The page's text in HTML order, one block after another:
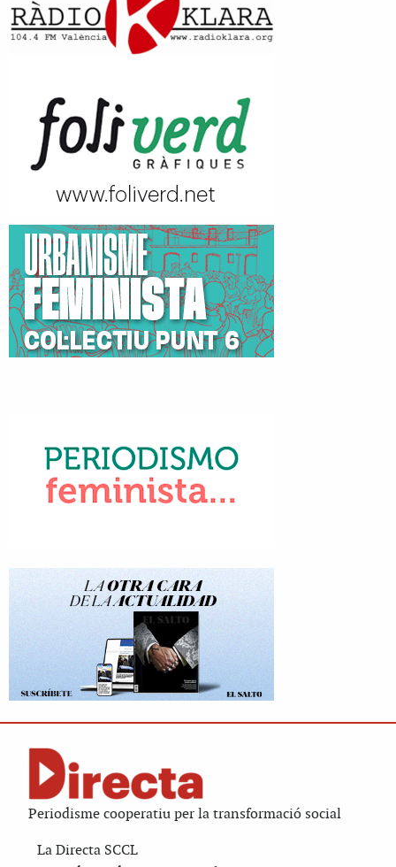
Periodisme cooperatiu per la transformació social
La Directa SCCL